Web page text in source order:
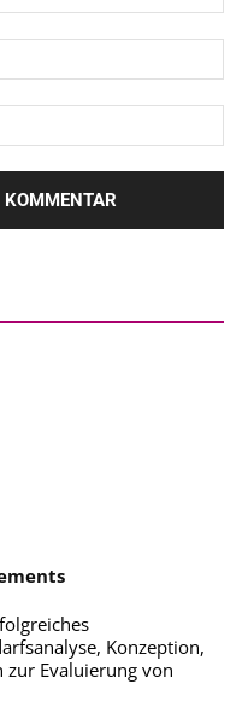
Konzeption,
Evaluierung von